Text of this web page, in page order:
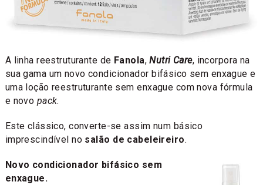
A linha reestruturante de Fanola,Nutri Care, incorpora na
sua gama um novo condicionador bifásico sem enxague e
uma loção reestruturante sem enxague com nova fórmula
e novo pack.
Este clássico, converte-se assim num básico
imprescindível no salão de cabeleireiro.
Novo condicionador bifásico sem
enxague.